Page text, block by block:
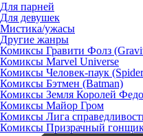
Для парней
Для девушек
Мистика/ужасы
Другие жанры
Комиксы Гравити Фолз
Комиксы Marvel Universe
Комиксы Человек-паук
Комиксы Бэтмен (Batman)
Комиксы Земля Королей
Комиксы Майор Гром
Комиксы Лига
Комиксы Призрачный